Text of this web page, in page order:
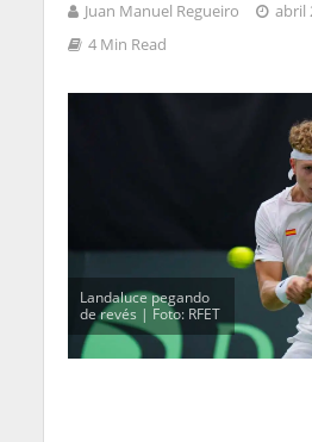
Juan Manuel Regueiro
abril
4 Min Read
Landaluce pegando
de revés | Foto: RFET